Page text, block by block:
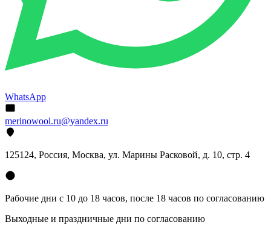
WhatsApp
merinowool.ru@yandex.ru
125124, Россия, Москва, ул. Марины Расковой, д. 10, стр. 4
Рабочие дни с 10 до 18 часов, после 18 часов по согласованию
Выходные и праздничные дни по согласованию